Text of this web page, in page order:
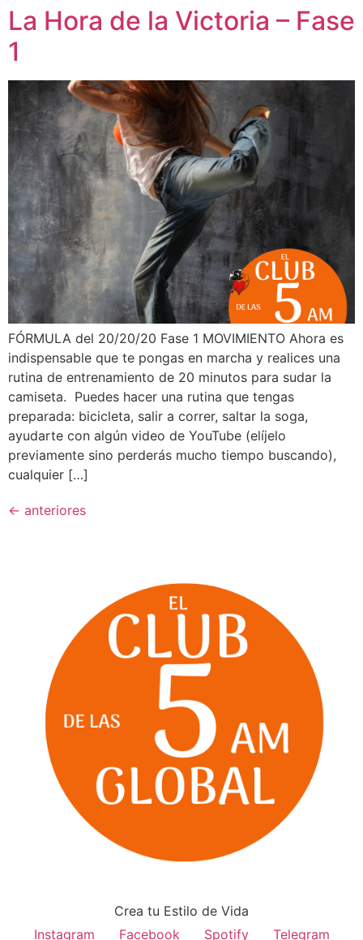
La Hora de la Victoria – Fase
1
FÓRMULA del 20/20/20 Fase 1 MOVIMIENTO Ahora es
indispensable que te pongas en marcha y realices una
rutina de entrenamiento de 20 minutos para sudar la
camiseta. Puedes hacer una rutina que tengas
preparada: bicicleta, salir a correr, saltar la soga,
ayudarte con algún video de YouTube (elíjelo
previamente sino perderás mucho tiempo buscando),
cualquier […]
← anteriores
Crea tu Estilo de Vida
Instagram
Facebook Spotify Telegram